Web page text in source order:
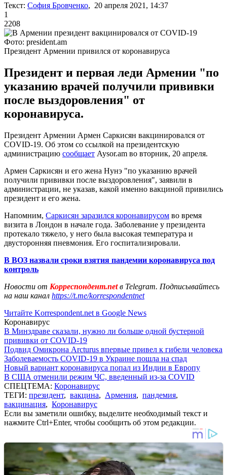
Текст: София Бровченко, 20 апреля 2021, 14:37
1
2208
Фото: president.am
Президент Армении привился от коронавируса
Президент и первая леди Армении "по
указанию врачей получили прививки
после выздоровления" от
коронавируса.
Президент Армении Армен Саркисян вакцинировался от
COVID-19. Об этом со ссылкой на президентскую
администрацию сообщает Aysor.am во вторник, 20 апреля.
Армен Саркисян и его жена Нунэ "по указанию врачей
получили прививки после выздоровления", заявили в
администрации, не указав, какой именно вакциной привились
президент и его жена.
Напомним, Саркисян заразился коронавирусом во время
визита в Лондон в начале года. Заболевание у президента
протекало тяжело, у него была высокая температура и
двусторонняя пневмония. Его госпитализировали.
В ВОЗ назвали сроки взятия пандемии коронавируса под
контроль
Новости от Корреспондент.netв Telegram. Подписывайтесь
на наш канал https://t.me/korrespondentnet
Читайте Korrespondent.net в Google News
Коронавирус
В Минздраве сказали, нужно ли больше одной бустерной
прививки от COVID-19
Подвид Омикрона Arcturus впервые привел к гибели человека
Заболеваемость COVID-19 в Украине пошла на спад
Новый вариант коронавируса попал из Индии в Европу
В США отменили режим ЧС, введенный из-за COVID
СПЕЦТЕМА: Коронавирус
ТЕГИ: президент, вакцина, Армения, пандемия,
вакцинация, Коронавирус
Если вы заметили ошибку, выделите необходимый текст и
нажмите Ctrl+Enter, чтобы сообщить об этом редакции.